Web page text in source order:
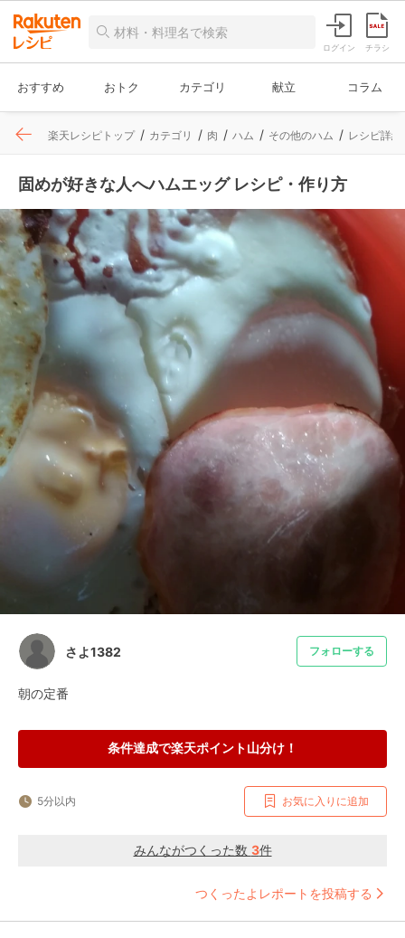
ログイン チラシ
おすすめ おトク カテゴリ 献立 コラム
楽天レシピトップ カテゴリ 肉 ハム その他のハム レシピ詳細
固めが好きな人へハムエッグ レシピ・作り方
さよ1382 フォローする
朝の定番
条件達成で楽天ポイント山分け！
5分以内 お気に入りに追加
みんながつくった数 3件
つくったよレポートを投稿する